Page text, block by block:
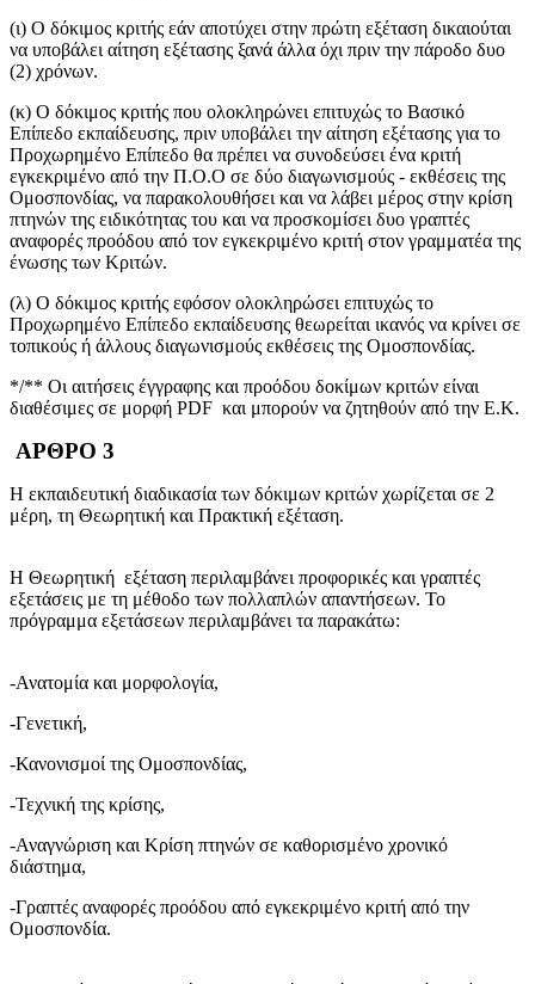
(ι) Ο δόκιμος κριτής εάν αποτύχει στην πρώτη εξέταση δικαιούται
να υποβάλει αίτηση εξέτασης ξανά άλλα όχι πριν την πάροδο δυο
(2) χρόνων.
(κ) O δόκιμος κριτής που ολοκληρώνει επιτυχώς το Βασικό
Επίπεδο εκπαίδευσης, πριν υποβάλει την αίτηση εξέτασης για το
Προχωρημένο Επίπεδο θα πρέπει να συνοδεύσει ένα κριτή
εγκεκριμένο από την Π.Ο.Ο σε δύο διαγωνισμούς - εκθέσεις της
Ομοσπονδίας, να παρακολουθήσει και να λάβει μέρος στην κρίση
πτηνών της ειδικότητας του και να προσκομίσει δυο γραπτές
αναφορές προόδου από τον εγκεκριμένο κριτή στον γραμματέα της
ένωσης των Κριτών.
(λ) O δόκιμος κριτής εφόσον ολοκληρώσει επιτυχώς το
Προχωρημένο Επίπεδο εκπαίδευσης θεωρείται ικανός να κρίνει σε
τοπικούς ή άλλους διαγωνισμούς εκθέσεις της Ομοσπονδίας.
*/** Οι αιτήσεις έγγραφης και προόδου δοκίμων κριτών είναι
διαθέσιμες σε μορφή PDF και μπορούν να ζητηθούν από την Ε.Κ.
ΑΡΘΡΟ 3
Η εκπαιδευτική διαδικασία των δόκιμων κριτών χωρίζεται σε 2
μέρη, τη Θεωρητική και Πρακτική εξέταση.
Η Θεωρητική εξέταση περιλαμβάνει προφορικές και γραπτές
εξετάσεις με τη μέθοδο των πολλαπλών απαντήσεων. Το
πρόγραμμα εξετάσεων περιλαμβάνει τα παρακάτω:
-Ανατομία και μορφολογία,
-Γενετική,
-Κανονισμοί της Ομοσπονδίας,
-Τεχνική της κρίσης,
-Αναγνώριση και Κρίση πτηνών σε καθορισμένο χρονικό
διάστημα,
-Γραπτές αναφορές προόδου από εγκεκριμένο κριτή από την
Ομοσπονδία.